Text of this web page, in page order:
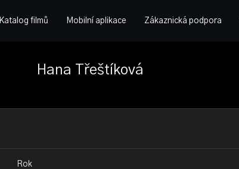
Katalog filmů Mobilní aplikace Zákaznická podpora
Hana Třeštíková
Rok